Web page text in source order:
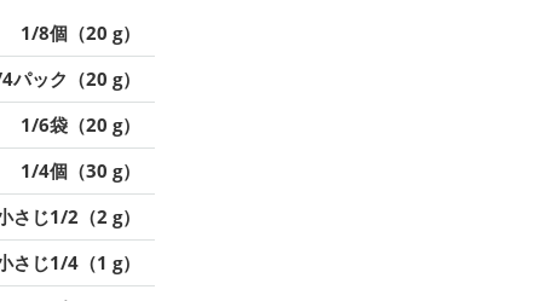
1/8個（20 g）
パック（20 g）
1/6袋（20 g）
1/4個（30 g）
さじ1/2（2 g）
さじ1/4（1 g）